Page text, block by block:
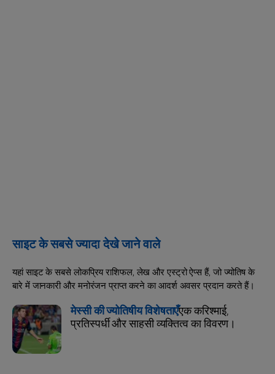
साइट के सबसे ज्यादा देखे जाने वाले
यहां साइट के सबसे लोकप्रिय राशिफल, लेख और एस्ट्रो ऐप्स हैं, जो ज्योतिष के
बारे में जानकारी और मनोरंजन प्राप्त करने का आदर्श अवसर प्रदान करते हैं।
मेस्सी की ज्योतिषीय विशेषताएँएक करिश्माई,
प्रतिस्पर्धी और साहसी व्यक्तित्व का विवरण।